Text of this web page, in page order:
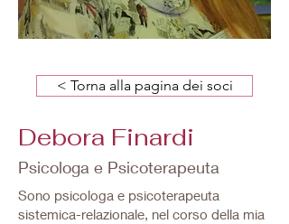
< Torna alla pagina dei soci
Debora Finardi
Psicologa e Psicoterapeuta
Sono psicologa e psicoterapeuta
sistemica-relazionale, nel corso della mia